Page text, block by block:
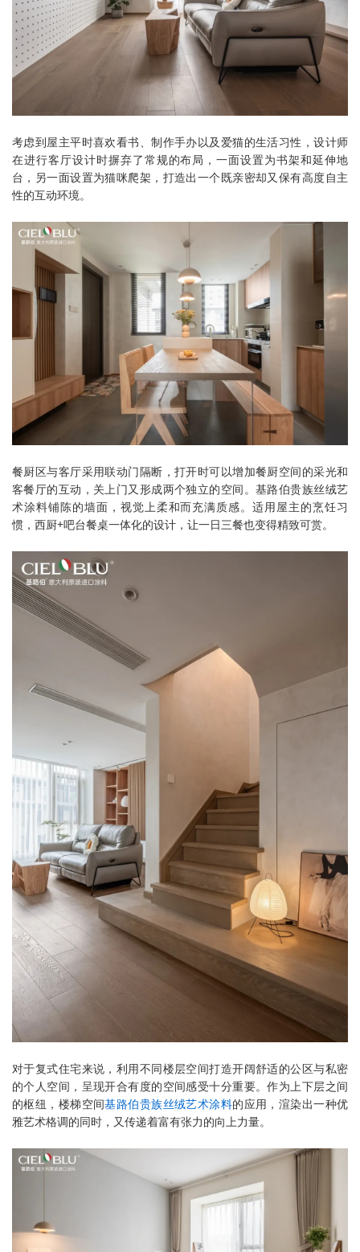
考虑到屋主平时喜欢看书、制作手办以及爱猫的生活习性，设计师
在进行客厅设计时摒弃了常规的布局，一面设置为书架和延伸地
台，另一面设置为猫咪爬架，打造出一个既亲密却又保有高度自主
性的互动环境。
餐厨区与客厅采用联动门隔断，打开时可以增加餐厨空间的采光和
客餐厅的互动，关上门又形成两个独立的空间。基路伯贵族丝绒艺
术涂料铺陈的墙面，视觉上柔和而充满质感。适用屋主的烹饪习
惯，西厨+吧台餐桌一体化的设计，让一日三餐也变得精致可赏。
对于复式住宅来说，利用不同楼层空间打造开阔舒适的公区与私密
的个人空间，呈现开合有度的空间感受十分重要。作为上下层之间
的枢纽，楼梯空间基路伯贵族丝绒艺术涂料的应用，渲染出一种优
雅艺术格调的同时，又传递着富有张力的向上力量。